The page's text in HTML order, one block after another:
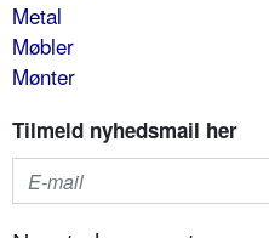
Metal
Møbler
Mønter
Tilmeld nyhedsmail her